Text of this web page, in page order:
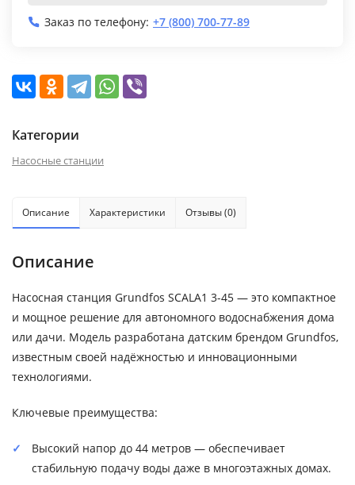
Заказ по телефону: +7 (800) 700-77-89
Категории
Насосные станции
Описание Характеристики Отзывы (0)
Описание
Насосная станция Grundfos SCALA1 3-45 — это компактное
и мощное решение для автономного водоснабжения дома
или дачи. Модель разработана датским брендом Grundfos,
известным своей надёжностью и инновационными
технологиями.
Ключевые преимущества:
Высокий напор до 44 метров — обеспечивает
стабильную подачу воды даже в многоэтажных домах.